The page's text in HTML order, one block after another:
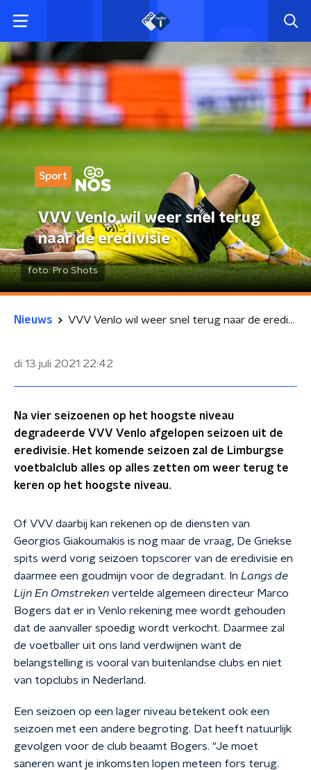
Sport
VVV Venlo wil weer snel terug
naar de eredivisie
foto: Pro Shots
Nieuws VVV Venlo wil weer snel terug naar de eredivisie
di 13 juli 2021 22:42
Na vier seizoenen op het hoogste niveau
degradeerde VVV Venlo afgelopen seizoen uit de
eredivisie. Het komende seizoen zal de Limburgse
voetbalclub alles op alles zetten om weer terug te
keren op het hoogste niveau.
Of VVV daarbij kan rekenen op de diensten van
Georgios Giakoumakis is nog maar de vraag, De Griekse
spits werd vorig seizoen topscorer van de eredivisie en
daarmee een goudmijn voor de degradant. In Langs de
Lijn En Omstreken vertelde algemeen directeur Marco
Bogers dat er in Venlo rekening mee wordt gehouden
dat de aanvaller spoedig wordt verkocht. Daarmee zal
de voetballer uit ons land verdwijnen want de
belangstelling is vooral van buitenlandse clubs en niet
van topclubs in Nederland.
Een seizoen op een lager niveau betekent ook een
seizoen met een andere begroting. Dat heeft natuurlijk
gevolgen voor de club beaamt Bogers. "Je moet
saneren want je inkomsten lopen meteen fors terug.